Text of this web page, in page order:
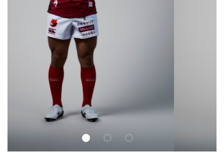
地域貢献活動
パートナーシップのご案内